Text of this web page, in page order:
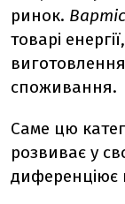
ринок.
товарі
споживання.
Саме цю
розвиває у
диференціює